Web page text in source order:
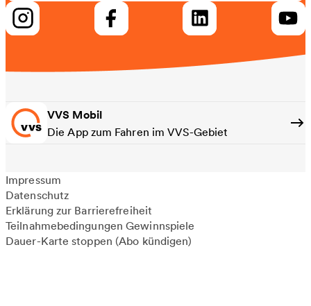
VVS Mobil
Die App zum Fahren im VVS-Gebiet
Impressum
Datenschutz
Erklärung zur Barrierefreiheit
Teilnahmebedingungen Gewinnspiele
Dauer-Karte stoppen (Abo kündigen)